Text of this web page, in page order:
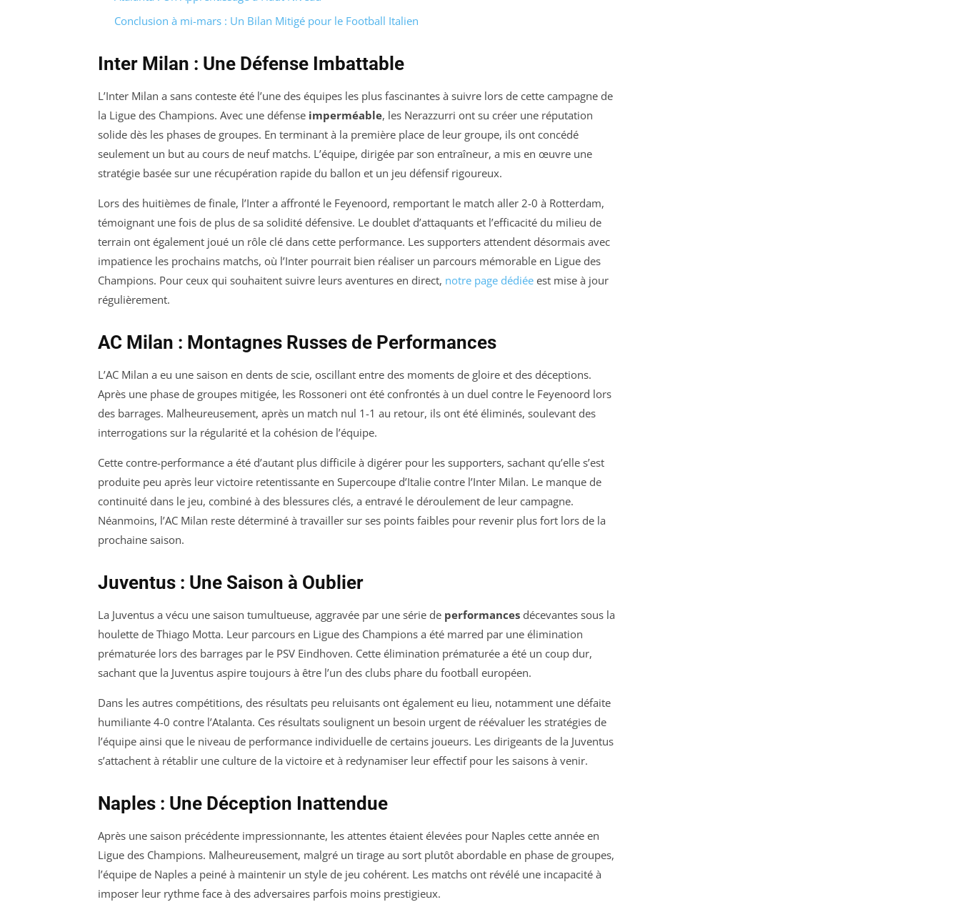
Conclusion à mi-mars : Un Bilan Mitigé pour le Football Italien
Inter Milan : Une Défense Imbattable
L’Inter Milan a sans conteste été l’une des équipes les plus fascinantes à suivre lors de cette campagne de
la Ligue des Champions. Avec une défense imperméable, les Nerazzurri ont su créer une réputation
solide dès les phases de groupes. En terminant à la première place de leur groupe, ils ont concédé
seulement un but au cours de neuf matchs. L’équipe, dirigée par son entraîneur, a mis en œuvre une
stratégie basée sur une récupération rapide du ballon et un jeu défensif rigoureux.
Lors des huitièmes de finale, l’Inter a affronté le Feyenoord, remportant le match aller 2-0 à Rotterdam,
témoignant une fois de plus de sa solidité défensive. Le doublet d’attaquants et l’efficacité du milieu de
terrain ont également joué un rôle clé dans cette performance. Les supporters attendent désormais avec
impatience les prochains matchs, où l’Inter pourrait bien réaliser un parcours mémorable en Ligue des
Champions. Pour ceux qui souhaitent suivre leurs aventures en direct, notre page dédiée est mise à jour
régulièrement.
AC Milan : Montagnes Russes de Performances
L’AC Milan a eu une saison en dents de scie, oscillant entre des moments de gloire et des déceptions.
Après une phase de groupes mitigée, les Rossoneri ont été confrontés à un duel contre le Feyenoord lors
des barrages. Malheureusement, après un match nul 1-1 au retour, ils ont été éliminés, soulevant des
interrogations sur la régularité et la cohésion de l’équipe.
Cette contre-performance a été d’autant plus difficile à digérer pour les supporters, sachant qu’elle s’est
produite peu après leur victoire retentissante en Supercoupe d’Italie contre l’Inter Milan. Le manque de
continuité dans le jeu, combiné à des blessures clés, a entravé le déroulement de leur campagne.
Néanmoins, l’AC Milan reste déterminé à travailler sur ses points faibles pour revenir plus fort lors de la
prochaine saison.
Juventus : Une Saison à Oublier
La Juventus a vécu une saison tumultueuse, aggravée par une série de performances décevantes sous la
houlette de Thiago Motta. Leur parcours en Ligue des Champions a été marred par une élimination
prématurée lors des barrages par le PSV Eindhoven. Cette élimination prématurée a été un coup dur,
sachant que la Juventus aspire toujours à être l’un des clubs phare du football européen.
Dans les autres compétitions, des résultats peu reluisants ont également eu lieu, notamment une défaite
humiliante 4-0 contre l’Atalanta. Ces résultats soulignent un besoin urgent de réévaluer les stratégies de
l’équipe ainsi que le niveau de performance individuelle de certains joueurs. Les dirigeants de la Juventus
s’attachent à rétablir une culture de la victoire et à redynamiser leur effectif pour les saisons à venir.
Naples : Une Déception Inattendue
Après une saison précédente impressionnante, les attentes étaient élevées pour Naples cette année en
Ligue des Champions. Malheureusement, malgré un tirage au sort plutôt abordable en phase de groupes,
l’équipe de Naples a peiné à maintenir un style de jeu cohérent. Les matchs ont révélé une incapacité à
imposer leur rythme face à des adversaires parfois moins prestigieux.